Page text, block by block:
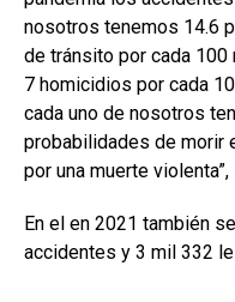
nosotros tenemos 14.6
de tránsito por cada
7 homicidios por cada
cada uno de nosotros
probabilidades de morir
por una muerte violenta”,
En el en 2021 también
accidentes y 3 mil 332